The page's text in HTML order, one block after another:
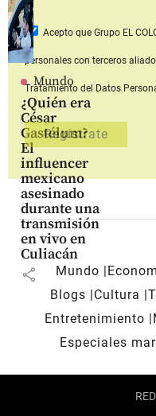
Mundo
¿Quién era
César
Gastélum?
El
influencer
mexicano
asesinado
durante una
transmisión
en vivo en
Culiacán
share
Acepto que Grupo EL
personales con terceros
Tratamiento del Datos
Mundo
Blogs
Cultura
Entretenimiento
Especiales